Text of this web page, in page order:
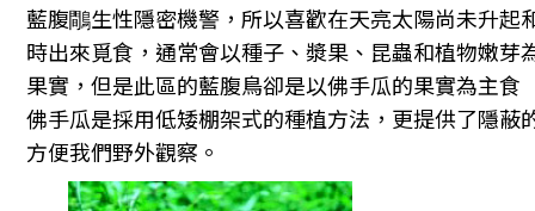
藍腹鷼生性隱密機警，所以喜歡在天亮太陽尚未升起
時出來覓食，通常會以種子、漿果、昆蟲和植物嫩芽
果實，但是此區的藍腹鳥卻是以佛手瓜的果實為主食
佛手瓜是採用低矮棚架式的種植方法，更提供了隱蔽
方便我們野外觀察。